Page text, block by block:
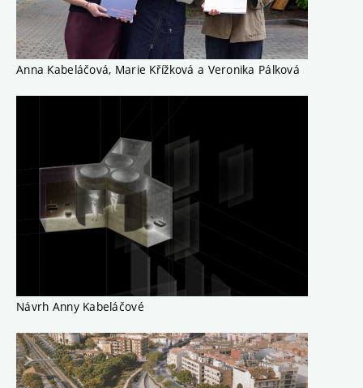
Anna Kabeláčová, Marie Křížková a Veronika Pálková
Návrh Anny Kabeláčové